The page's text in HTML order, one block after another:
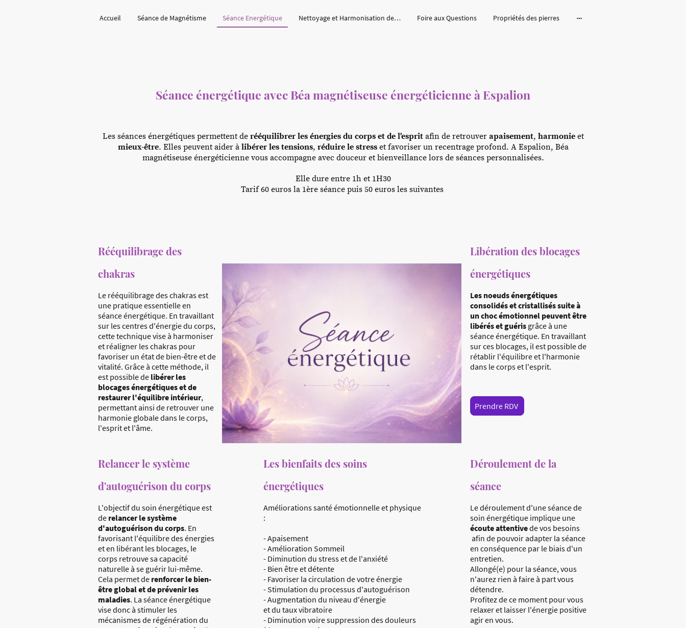
Accueil Séance de Magnétisme Séance Energétique Nettoyage et Harmonisation des lieux Foire aux Questions Propriétés des pierres
Séance énergétique avec Béa magnétiseuse énergéticienne à Espalion
Rééquilibrage des
chakras
Le rééquilibrage des chakras est
une pratique essentielle en
séance énergétique. En travaillant
sur les centres d'énergie du corps,
cette technique vise à harmoniser
et réaligner les chakras pour
favoriser un état de bien-être et de
vitalité. Grâce à cette méthode, il
est possible de libérer les
blocages énergétiques et de
restaurer l'équilibre intérieur,
permettant ainsi de retrouver une
harmonie globale dans le corps,
l'esprit et l'âme.
Libération des blocages
énergétiques
Les noeuds énergétiques
consolidés et cristallisés suite à
un choc émotionnel peuvent être
libérés et guéris grâce à une
séance énergétique. En travaillant
sur ces blocages, il est possible de
rétablir l'équilibre et l'harmonie
dans le corps et l'esprit.
Relancer le système
d'autoguérison du corps
L'objectif du soin énergétique est
de relancer le système
d'autoguérison du corps. En
favorisant l'équilibre des énergies
et en libérant les blocages, le
corps retrouve sa capacité
naturelle à se guérir lui-même.
Cela permet de renforcer le bien-
être global et de prévenir les
maladies. La séance énergétique
vise donc à stimuler les
mécanismes de régénération du
Déroulement de la
séance
Le déroulement d'une séance de
soin énergétique implique une
écoute attentivede vos besoins
afin de pouvoir adapter la séance
en conséquence par le biais d'un
entretien.
Allongé(e) pour la séance, vous
n'aurez rien à faire à part vous
détendre.
Profitez de ce moment pour vous
relaxer et laisser l'énergie positive
agir en vous.
Les séances énergétiques permettent de rééquilibrer les énergies du corps et de l'espritafin de retrouver apaisement, harmonieet
mieux-être. Elles peuvent aider à libérer les tensions, réduire le stresset favoriser un recentrage profond. A Espalion, Béa
magnétiseuse énergéticienne vous accompagne avec douceur et bienveillance lors de séances personnalisées.
Elle dure entre 1h et 1H30
Tarif 60 euros la 1ère séance puis 50 euros les suivantes
Les bienfaits des soins
énergétiques
Améliorations santé émotionnelle et physique
:
- Apaisement
- Amélioration Sommeil
- Diminution du stress et de l'anxiété
- Bien être et détente
- Favoriser la circulation de votre énergie
- Stimulation du processus d'autoguérison
- Augmentation du niveau d'énergie
et du taux vibratoire
- Diminution voire suppression des douleurs
Prendre RDV